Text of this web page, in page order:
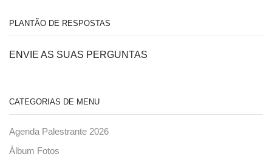
PLANTÃO DE RESPOSTAS
ENVIE AS SUAS PERGUNTAS
CATEGORIAS DE MENU
Agenda Palestrante 2026
Álbum Fotos